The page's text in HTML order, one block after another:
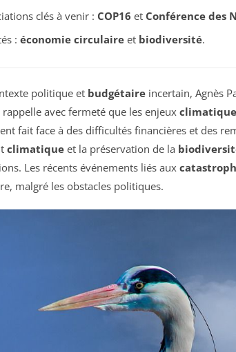
clés à venir : COP16 et Conférence des
: économie circulaireet biodiversité.
politique et budgétaire incertain, Agnès
avec fermeté que les enjeux
fait face à des difficultés financières et des
climatique et la préservation de la
Les récents événements liés aux
malgré les obstacles politiques.